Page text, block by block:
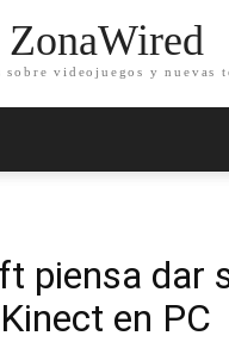
ZonaWired
sobre videojuegos y nuevas
piensa dar
en PC